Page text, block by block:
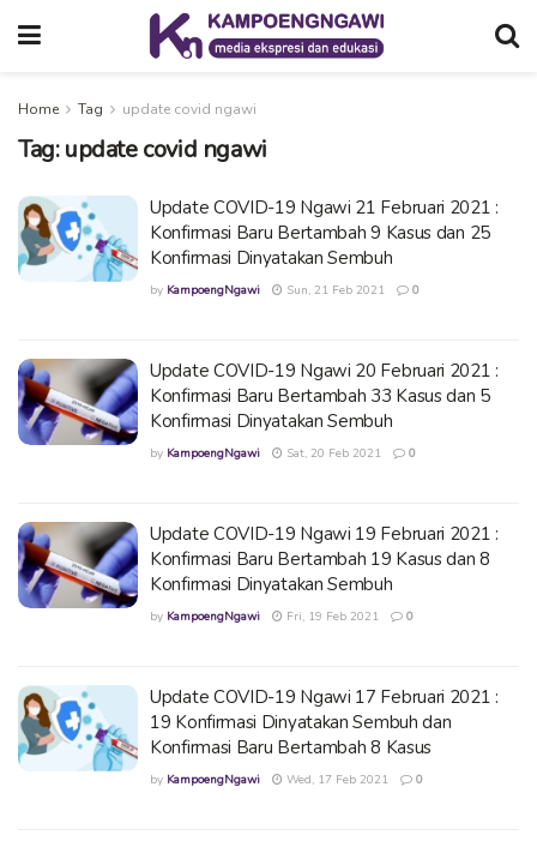
Home Tag update covid ngawi
Tag:update covid ngawi
Update COVID-19 Ngawi 21 Februari 2021 :
Konfirmasi Baru Bertambah 9 Kasus dan 25
Konfirmasi Dinyatakan Sembuh
by KampoengNgawi Sun, 21 Feb 2021 0
Update COVID-19 Ngawi 20 Februari 2021 :
Konfirmasi Baru Bertambah 33 Kasus dan 5
Konfirmasi Dinyatakan Sembuh
by KampoengNgawi Sat, 20 Feb 2021 0
Update COVID-19 Ngawi 19 Februari 2021 :
Konfirmasi Baru Bertambah 19 Kasus dan 8
Konfirmasi Dinyatakan Sembuh
by KampoengNgawi Fri, 19 Feb 2021 0
Update COVID-19 Ngawi 17 Februari 2021 :
19 Konfirmasi Dinyatakan Sembuh dan
Konfirmasi Baru Bertambah 8 Kasus
by KampoengNgawi Wed, 17 Feb 2021 0